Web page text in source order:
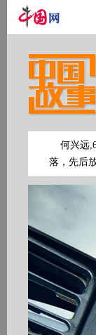
何兴远
落，先后